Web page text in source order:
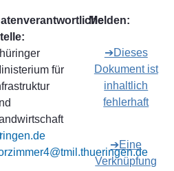
für
Melden:
➔Dieses
Dokument ist
inhaltlich
fehlerhaft
➔Eine
Verknüpfung